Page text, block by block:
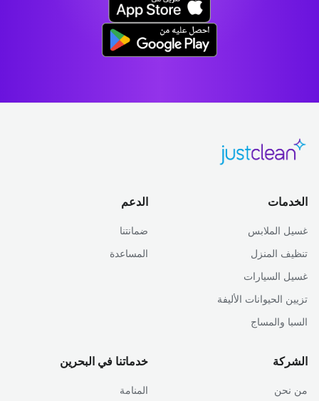
الخدمات
غسيل الملابس
تنظيف المنزل
غسيل السيارات
تزيين الحيوانات الأليفة
السبا والمساج
الدعم
ضمانتنا
المساعدة
الشركة
من نحن
خدماتنا في البحرين
المنامة